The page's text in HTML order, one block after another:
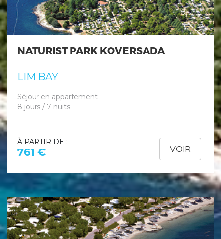
NATURIST PARK KOVERSADA
LIM BAY
Séjour en appartement
8 jours / 7 nuits
À PARTIR DE :
761 € VOIR